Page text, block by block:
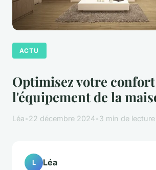
ACTU
Optimisez votre confort
l'équipement de la
Léa•22 décembre 2024•3 min de lecture
L Léa